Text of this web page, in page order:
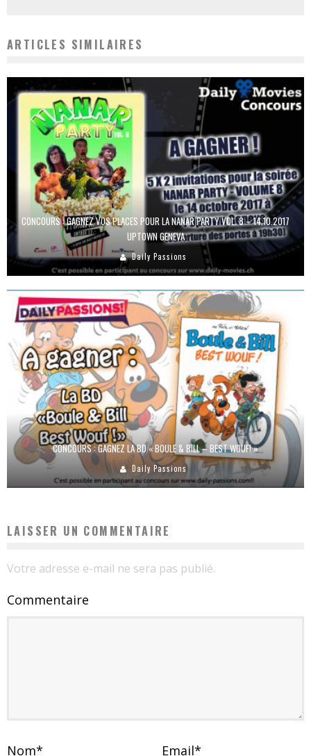
ARTICLES SIMILAIRES
CONCOURS : GAGNEZ VOS PLACES POUR LA NANAR PARTY VOL. 8 – 14.10.2017
UPTOWN GENEVA
Daily Passions
CONCOURS : GAGNEZ LA BD « BOULE & BILL – BEST WOUF! »
Daily Passions
LAISSER UN COMMENTAIRE
Votre adresse e-mail ne sera pas publié.
Commentaire
Nom* Email*